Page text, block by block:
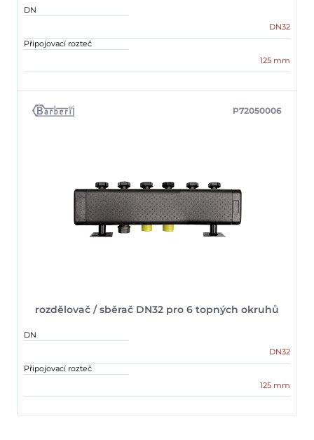
DN
DN32
Připojovací rozteč
125 mm
rozdělovač / sběrač DN32 pro 6 topných okruhů
P72050006
DN
DN32
Připojovací rozteč
125 mm